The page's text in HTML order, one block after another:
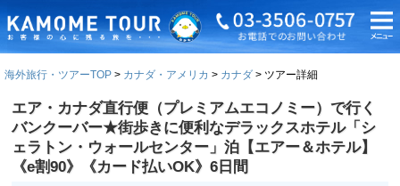
海外旅行・ツアーTOP カナダ・アメリカ カナダ ツアー詳細
エア・カナダ直行便（プレミアムエコノミー）で行く
バンクーバー★街歩きに便利なデラックスホテル「シ
ェラトン・ウォールセンター」泊【エアー＆ホテル】
《e割90》《カード払いOK》6日間